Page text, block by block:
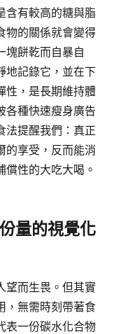
含有較高的糖與脂
物的關係就會變得
塊餅乾而自暴自
地記錄它，並在下
性，是長期維持體
各種快速瘦身廣告
法提醒我們：真正
的享受，反而能消
性的大吃大喝。
量的視覺化
望而生畏。但其實
，無需時刻帶著食
表一份碳水化合物